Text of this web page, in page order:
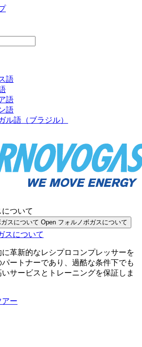
ついて
スについて Open フォルノボガスについて
スについて
革新的なレシプロコンプレッサーを
ートナーであり、過酷な条件下でも
サービスとトレーニングを保証しま
アー